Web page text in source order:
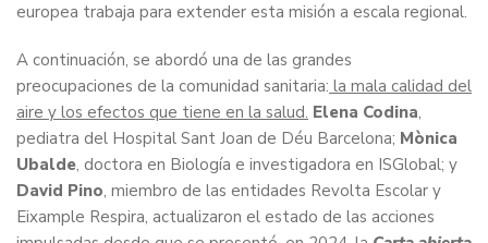
europea trabaja para extender esta misión a escala regional.
A continuación, se abordó una de las grandes
preocupaciones de la comunidad sanitaria: la mala calidad del
aire y los efectos que tiene en la salud. Elena Codina,
pediatra del Hospital Sant Joan de Déu Barcelona; Mònica
Ubalde, doctora en Biología e investigadora en ISGlobal; y
David Pino, miembro de las entidades Revolta Escolar y
Eixample Respira, actualizaron el estado de las acciones